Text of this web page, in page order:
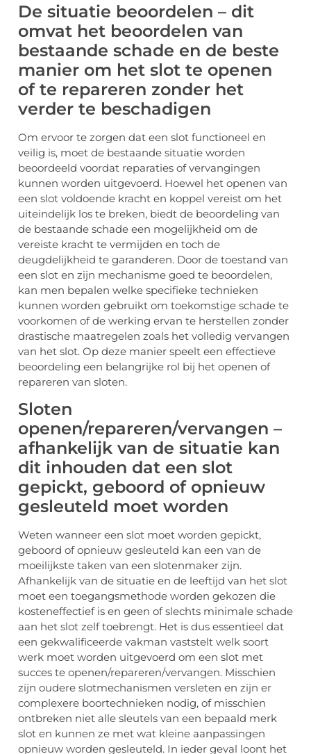
De situatie beoordelen – dit
omvat het beoordelen van
bestaande schade en de beste
manier om het slot te openen
of te repareren zonder het
verder te beschadigen
Om ervoor te zorgen dat een slot functioneel en
veilig is, moet de bestaande situatie worden
beoordeeld voordat reparaties of vervangingen
kunnen worden uitgevoerd. Hoewel het openen van
een slot voldoende kracht en koppel vereist om het
uiteindelijk los te breken, biedt de beoordeling van
de bestaande schade een mogelijkheid om de
vereiste kracht te vermijden en toch de
deugdelijkheid te garanderen. Door de toestand van
een slot en zijn mechanisme goed te beoordelen,
kan men bepalen welke specifieke technieken
kunnen worden gebruikt om toekomstige schade te
voorkomen of de werking ervan te herstellen zonder
drastische maatregelen zoals het volledig vervangen
van het slot. Op deze manier speelt een effectieve
beoordeling een belangrijke rol bij het openen of
repareren van sloten.
Sloten
openen/repareren/vervangen –
afhankelijk van de situatie kan
dit inhouden dat een slot
gepickt, geboord of opnieuw
gesleuteld moet worden
Weten wanneer een slot moet worden gepickt,
geboord of opnieuw gesleuteld kan een van de
moeilijkste taken van een slotenmaker zijn.
Afhankelijk van de situatie en de leeftijd van het slot
moet een toegangsmethode worden gekozen die
kosteneffectief is en geen of slechts minimale schade
aan het slot zelf toebrengt. Het is dus essentieel dat
een gekwalificeerde vakman vaststelt welk soort
werk moet worden uitgevoerd om een slot met
succes te openen/repareren/vervangen. Misschien
zijn oudere slotmechanismen versleten en zijn er
complexere boortechnieken nodig, of misschien
ontbreken niet alle sleutels van een bepaald merk
slot en kunnen ze met wat kleine aanpassingen
opnieuw worden gesleuteld. In ieder geval loont het